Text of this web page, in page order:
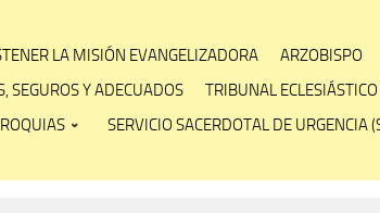
LA MISIÓN EVANGELIZADORA ARZOBISPO
SEGUROS Y ADECUADOS TRIBUNAL
SERVICIO SACERDOTAL DE URGENCIA